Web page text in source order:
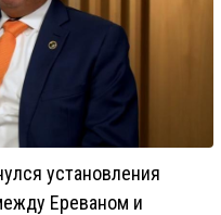
установления
Ереваном и